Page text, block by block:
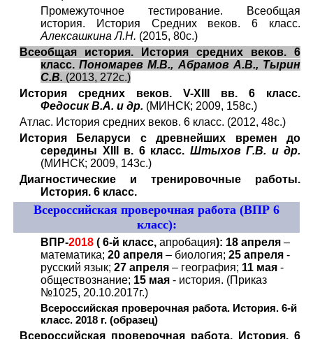
Промежуточное тестирование. Всеобщая
история. История Средних веков. 6 класс.
Алексашкина Л.Н. (2015, 80с.)
Всеобщая история. История средних веков. 6
класс.Пономарев М.В., Абрамов А.В., Тырин
С.В. (2013, 272с.)
История средних веков. V-XIII вв. 6 класс.
Федосик В.А. и др. (МИНСК; 2009, 158с.)
Атлас. История средних веков. 6 класс. (2012, 48с.)
История Беларуси с древнейших времен до
середины XIII в. 6 класс. Штыхов Г.В. и др.
(МИНСК; 2009, 143с.)
Диагностические и тренировочные работы.
История. 6 класс.
Всероссийская проверочная работа (ВПР 6
класс):
ВПР-2018 ( 6-й класс, апробация): 18 апреля –
математика; 20 апреля – биология; 25 апреля -
русский язык; 27 апреля – география; 11 мая -
обществознание; 15 мая - история. (Приказ
№1025, 20.10.2017г.)
Всероссийская проверочная работа. История. 6-й
класс. 2018 г. (образец)
Всероссийская проверочная работа. История. 6